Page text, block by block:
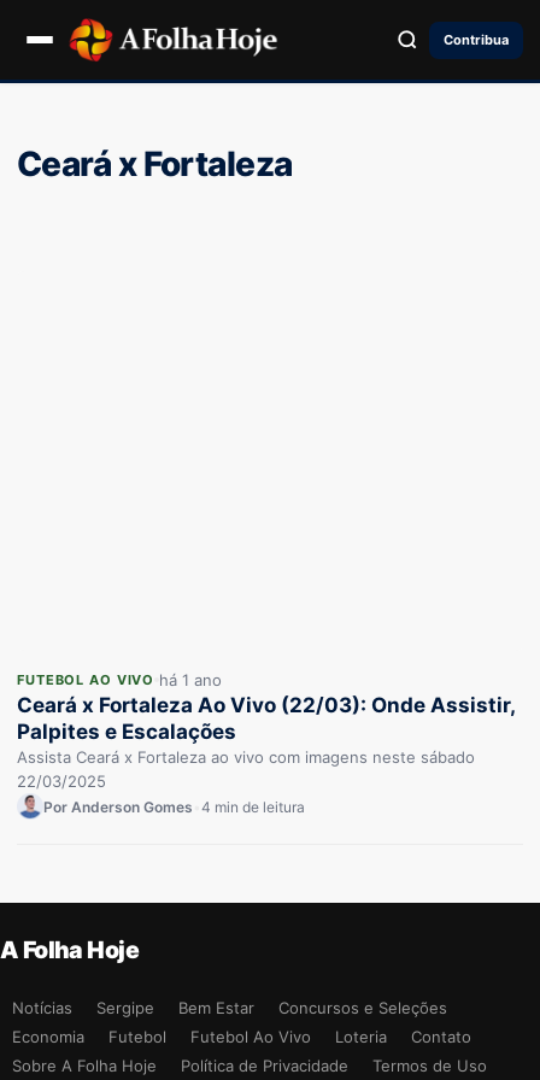
Contribua
Ceará x Fortaleza
FUTEBOL AO VIVO há 1 ano
Ceará x Fortaleza Ao Vivo (22/03): Onde Assistir,
Palpites e Escalações
Assista Ceará x Fortaleza ao vivo com imagens neste sábado
22/03/2025
Por Anderson Gomes 4 min de leitura
A Folha Hoje
Notícias Sergipe Bem Estar
Concursos e Seleções
Economia
Futebol Futebol Ao Vivo Loteria
Contato
Sobre A Folha Hoje
Política de Privacidade Termos de Uso